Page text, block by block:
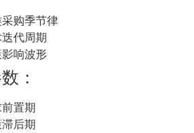
购季节律
代周期
响波形
：
置期
后期